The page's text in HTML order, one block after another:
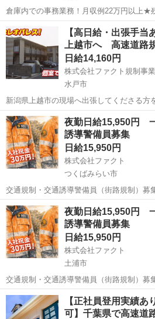
倉庫内での事務業務！月収例22万円以上★
40代の男女活躍中！空調完備で快適作業★
OK◎無料駐車場完備！《茨城県常陸大宮市》 人気の工場のお
電子部品製造倉庫内の事務...
茨城 常陸大宮市 静駅 その他
【高日給・出張手当
上越市へ 高速道路
日給14,160円
株式会社ファクト規制事
水戸市
新潟県上越市の現場へ出張してくださる方を募集。 日勤日
（夜勤日給16,950円） 月35万円以上可能
蔵庫等、最低限の家電あり。 水道光熱費
茨城 水戸市 その他
夜勤日給15,950円
誘導警備員募集
日給15,950円
株式会社ファクト
つくばみらい市
交通規制・交通誘導警備員（街路規制）募
勤日給は13,160円） 残業代は当然別途支
ます 月給30万円以上可能
茨城 つくばみらい市 その他
夜勤日給15,950円
誘導警備員募集
日給15,950円
株式会社ファクト
土浦市
交通規制・交通誘導警備員（街路規制）募
勤日給は13,160円） 残業代は当然別途支
ます 月給30万円以上可能
茨城 土浦市 その他
【正社員登用実績あ
可】千葉県で高速道